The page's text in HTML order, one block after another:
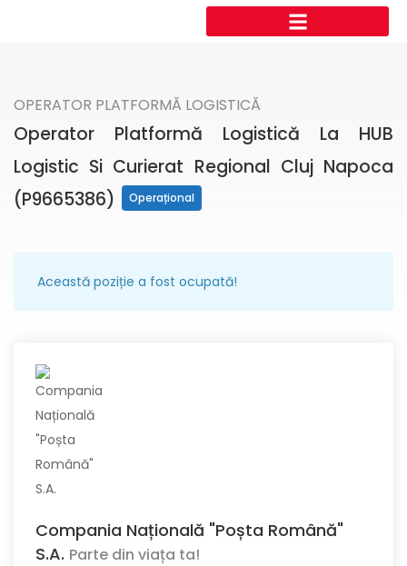
OPERATOR PLATFORMĂ LOGISTICĂ
Operator Platformă Logistică La HUB
Logistic Si Curierat Regional Cluj Napoca
(P9665386)
Operațional
Această poziție a fost ocupată!
Compania Națională "Poșta Română"
S.A. Parte din viața ta!